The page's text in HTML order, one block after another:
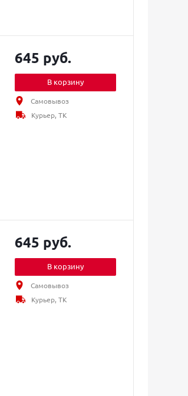
645 руб.
В корзину
Самовывоз
Курьер, ТК
645 руб.
В корзину
Самовывоз
Курьер, ТК